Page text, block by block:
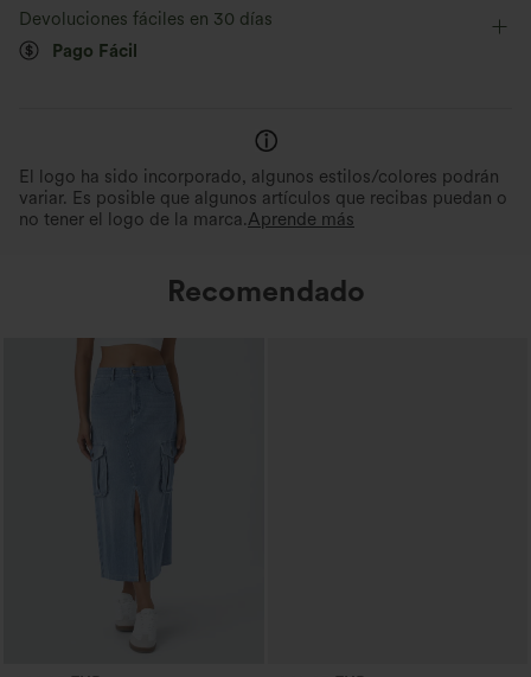
Devoluciones fáciles en 30 días
Pago Fácil
El logo ha sido incorporado, algunos estilos/colores podrán
variar. Es posible que algunos artículos que recibas puedan o
no tener el logo de la marca.Aprende más
Recomendado